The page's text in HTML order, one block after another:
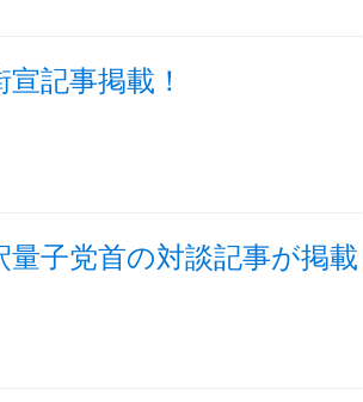
記事掲載！
子党首の対談記事が掲載